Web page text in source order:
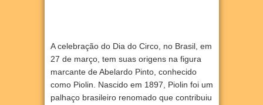
A celebração do Dia do Circo, no Brasil, em
27 de março, tem suas origens na figura
marcante de Abelardo Pinto, conhecido
como Piolin. Nascido em 1897, Piolin foi um
palhaço brasileiro renomado que contribuiu